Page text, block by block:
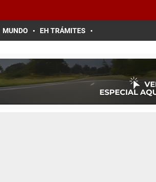
MUNDO EH TRÁMITES